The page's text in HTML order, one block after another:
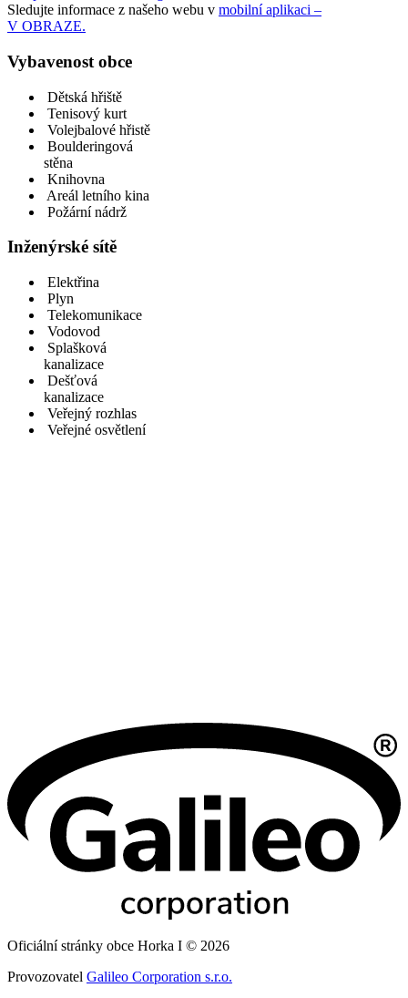
Sledujte informace z našeho webu v mobilní aplikaci –
V OBRAZE.
Vybavenost obce
Dětská hřiště
Tenisový kurt
Volejbalové hřistě
Boulderingová
stěna
Knihovna
Areál letního kina
Požární nádrž
Inženýrské sítě
Elektřina
Plyn
Telekomunikace
Vodovod
Splašková
kanalizace
Dešťová
kanalizace
Veřejný rozhlas
Veřejné osvětlení
Oficiální stránky obce Horka I © 2026
Provozovatel Galileo Corporation s.r.o.